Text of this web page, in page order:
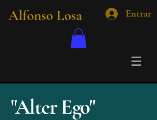
Alfonso Losa Entrar
"Alter Ego"